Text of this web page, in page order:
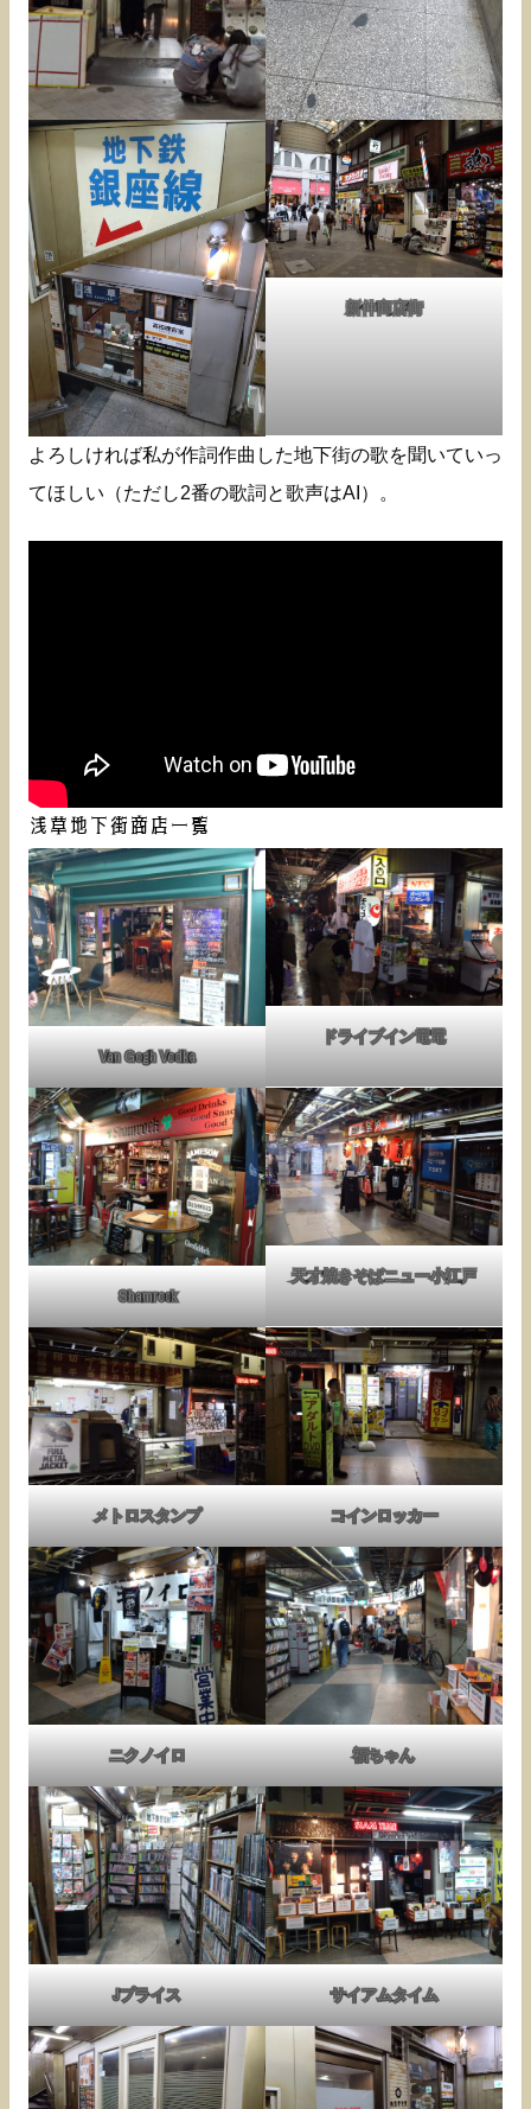
新仲商店街
よろしければ私が作詞作曲した地下街の歌を聞いていっ
てほしい（ただし2番の歌詞と歌声はAI）。
浅草地下街商店一覧
Van Gogh Vodka
ドライブイン電電
Shamrock
天才焼きそばニュー小江戸
メトロスタンプ コインロッカー
ニクノイロ 福ちゃん
Jプライス サイアムタイム